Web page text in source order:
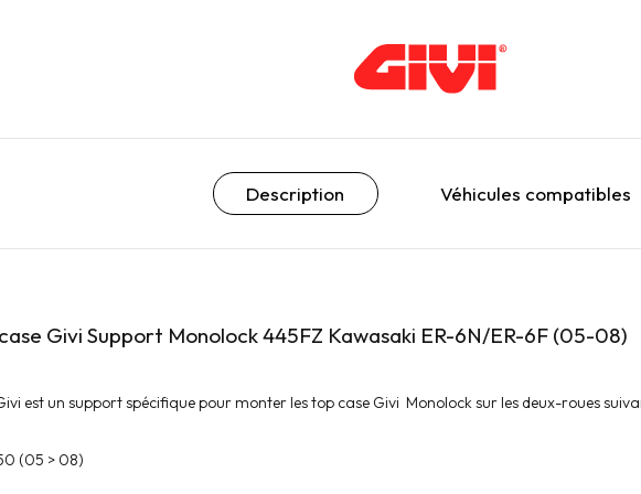
Description Véhicules compatibles
Givi Support Monolock 445FZ Kawasaki ER-6N/ER-6F (05-08)
est un support spécifique pour monter les top case Givi Monolock sur les deux-roues
(05 > 08)